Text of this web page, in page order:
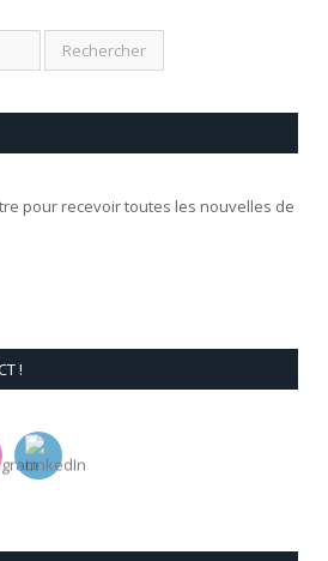
pour recevoir toutes les nouvelles de
!